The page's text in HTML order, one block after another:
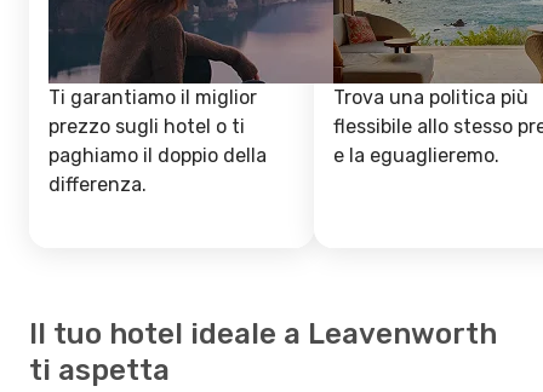
Ti garantiamo il miglior
prezzo sugli hotel o ti
paghiamo il doppio della
differenza.
Trova una politica più
flessibile allo stesso
e la eguaglieremo.
Il tuo hotel ideale a Leavenworth
ti aspetta